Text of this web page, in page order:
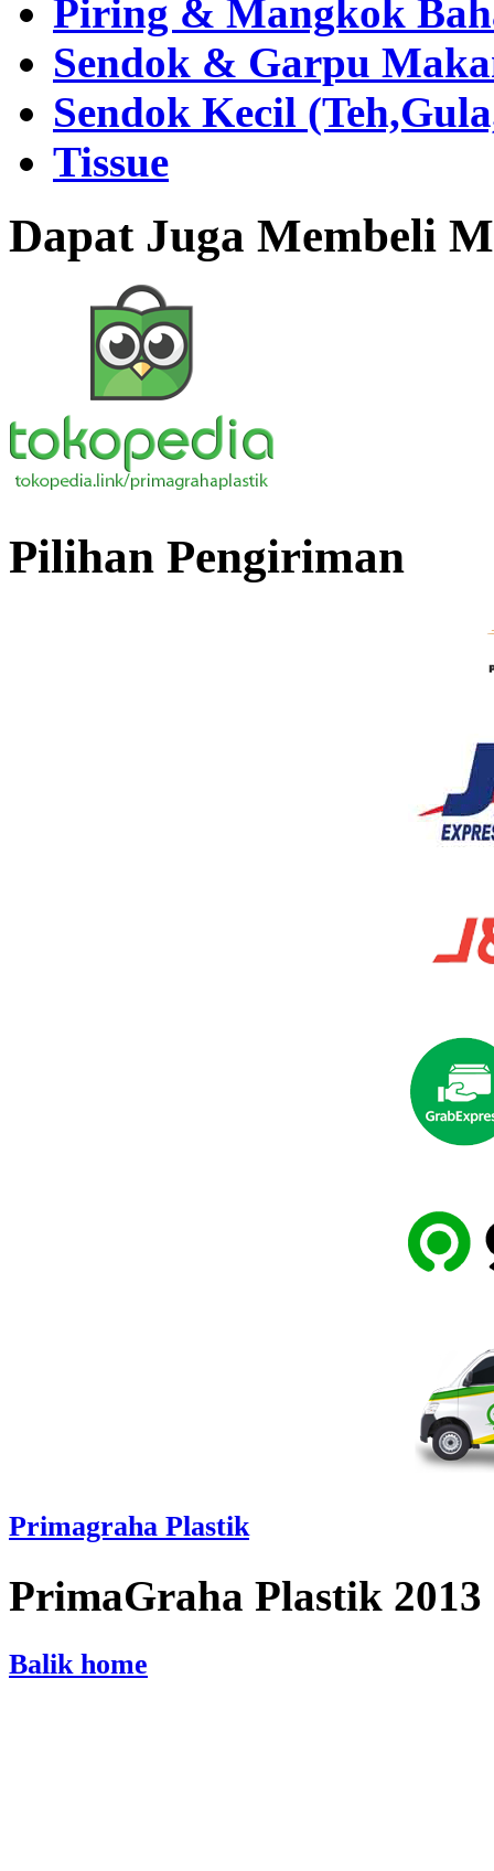
Piring & Mangkok
Sendok & Garpu
Sendok Kecil
Tissue
Dapat Juga Membeli
Pilihan Pengiriman
Primagraha Plastik
PrimaGraha Plastik 2013
Balik home